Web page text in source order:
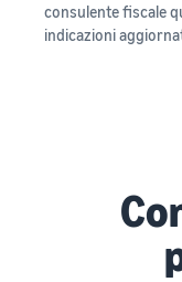
consulente fiscale
indicazioni